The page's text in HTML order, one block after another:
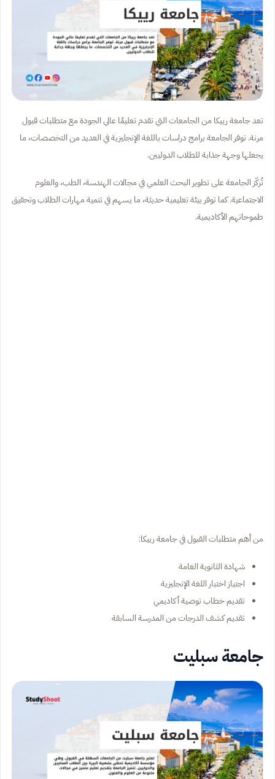
تعد جامعة رييكا من الجامعات التي تقدم تعليمًا عالي الجودة مع متطلبات قبول
مرنة. توفر الجامعة برامج دراسات باللغة الإنجليزية في العديد من التخصصات، ما
يجعلها وجهة جذابة للطلاب الدوليين.
تُركّز الجامعة على تطوير البحث العلمي في مجالات الهندسة، الطب، والعلوم
الاجتماعية. كما توفر بيئة تعليمية حديثة، ما يسهم في تنمية مهارات الطلاب وتحقيق
طموحاتهم الأكاديمية.
من أهم متطلبات القبول في جامعة رييكا:
شهادة الثانوية العامة
اجتياز اختبار اللغة الإنجليزية
تقديم خطاب توصية أكاديمي
تقديم كشف الدرجات من المدرسة السابقة
جامعة سبليت